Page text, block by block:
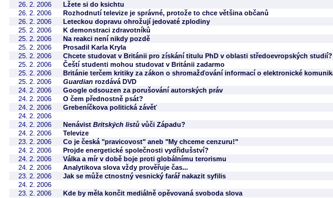
26. 2. 2006
Lžete si do ksichtu
26. 2. 2006
Rozhodnutí televize je správné, protože to chce většina občanů
26. 2. 2006
Leteckou dopravu ohrožují jedovaté zplodiny
25. 2. 2006
K demonstraci zdravotníků
25. 2. 2006
Na reakci není nikdy pozdě
25. 2. 2006
Prosadil Karla Kryla
25. 2. 2006
Chcete studovat v Británii pro získání titulu PhD v oblasti středoevropských studií?
25. 2. 2006
Čeští studenti mohou studovat v Británii zadarmo
25. 2. 2006
Británie terčem kritiky za zákon o shromažďování informací o elektronické
25. 2. 2006
Guardian rozdává DVD
24. 2. 2006
Google odsouzen za porušování autorských práv
24. 2. 2006
O čem přednostně psát?
24. 2. 2006
Grebeníčkova politická závěť
24. 2. 2006
24. 2. 2006
Nenávist Britských listů vůči Západu?
24. 2. 2006
Televize
23. 2. 2006
Co je česká "pravicovost" aneb "My chceme cenzuru!"
24. 2. 2006
Projde energetické společnosti vydřidušství?
24. 2. 2006
Válka a mír v době boje proti globálnímu terorismu
24. 2. 2006
Analytikova slova vždy prověřuje čas...
23. 2. 2006
Jak se může ctnostný vesnický farář nakazit syfilis
24. 2. 2006
23. 2. 2006
Kde by měla končit mediálně opěvovaná svoboda slova